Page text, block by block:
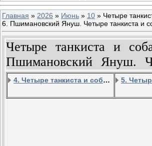
Главная » 2026 » Июнь » 10 » Четыре
6. Пшимановский Януш. Четыре танкиста и
Четыре танкиста и
Пшимановский Януш.
4. Четыре танкиста и собака - 4 серия